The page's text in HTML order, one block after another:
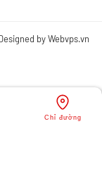
byWebvps.vn
Chỉ đường